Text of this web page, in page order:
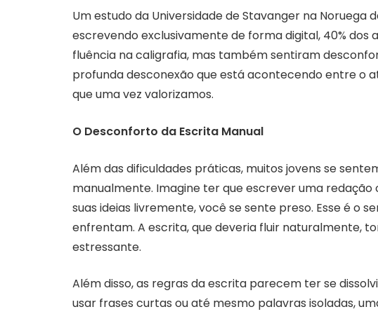
Um estudo da Universidade de Stavanger na Noruega
escrevendo exclusivamente de forma digital, 40% dos
fluência na caligrafia, mas também sentiram
profunda desconexão que está acontecendo entre o
que uma vez valorizamos.
O Desconforto da Escrita Manual
Além das dificuldades práticas, muitos jovens se
manualmente. Imagine ter que escrever uma redação
suas ideias livremente, você se sente preso. Esse é o
enfrentam. A escrita, que deveria fluir naturalmente,
estressante.
Além disso, as regras da escrita parecem ter se
usar frases curtas ou até mesmo palavras isoladas,